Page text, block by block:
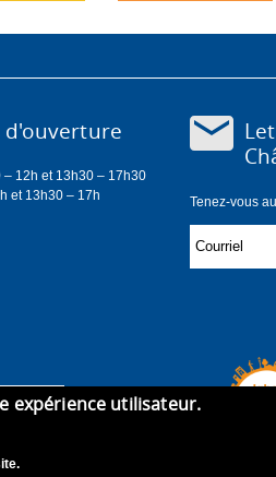
d'ouverture
12h et 13h30 – 17h30
et 13h30 – 17h
Tenez-vous
expérience utilisateur.